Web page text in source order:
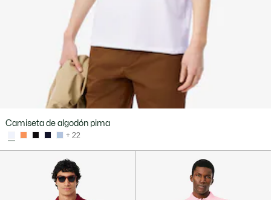
Camiseta de algodón pima
+ 22